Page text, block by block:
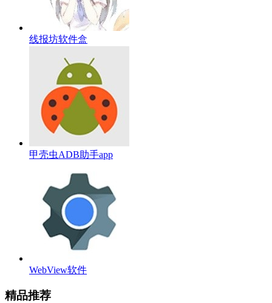
线报坊软件盒
甲壳虫ADB助手app
WebView软件
精品推荐